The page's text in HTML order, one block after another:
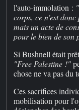
l'auto-immolation :
corps, ce n'est
mais un acte de
pour le bien de son
Si Bushnell était
"Free Palestine !"
chose ne va pas du
Ces sacrifices
mobilisation pour